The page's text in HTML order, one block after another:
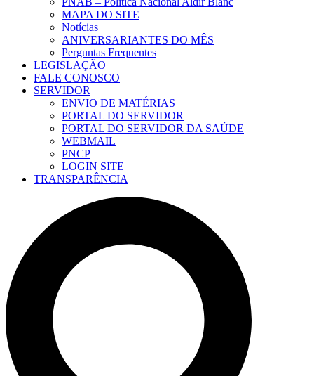
MAPA DO SITE
Notícias
ANIVERSARIANTES DO MÊS
Perguntas Frequentes
LEGISLAÇÃO
FALE CONOSCO
SERVIDOR
ENVIO DE MATÉRIAS
PORTAL DO SERVIDOR
PORTAL DO SERVIDOR DA SAÚDE
WEBMAIL
PNCP
LOGIN SITE
TRANSPARÊNCIA